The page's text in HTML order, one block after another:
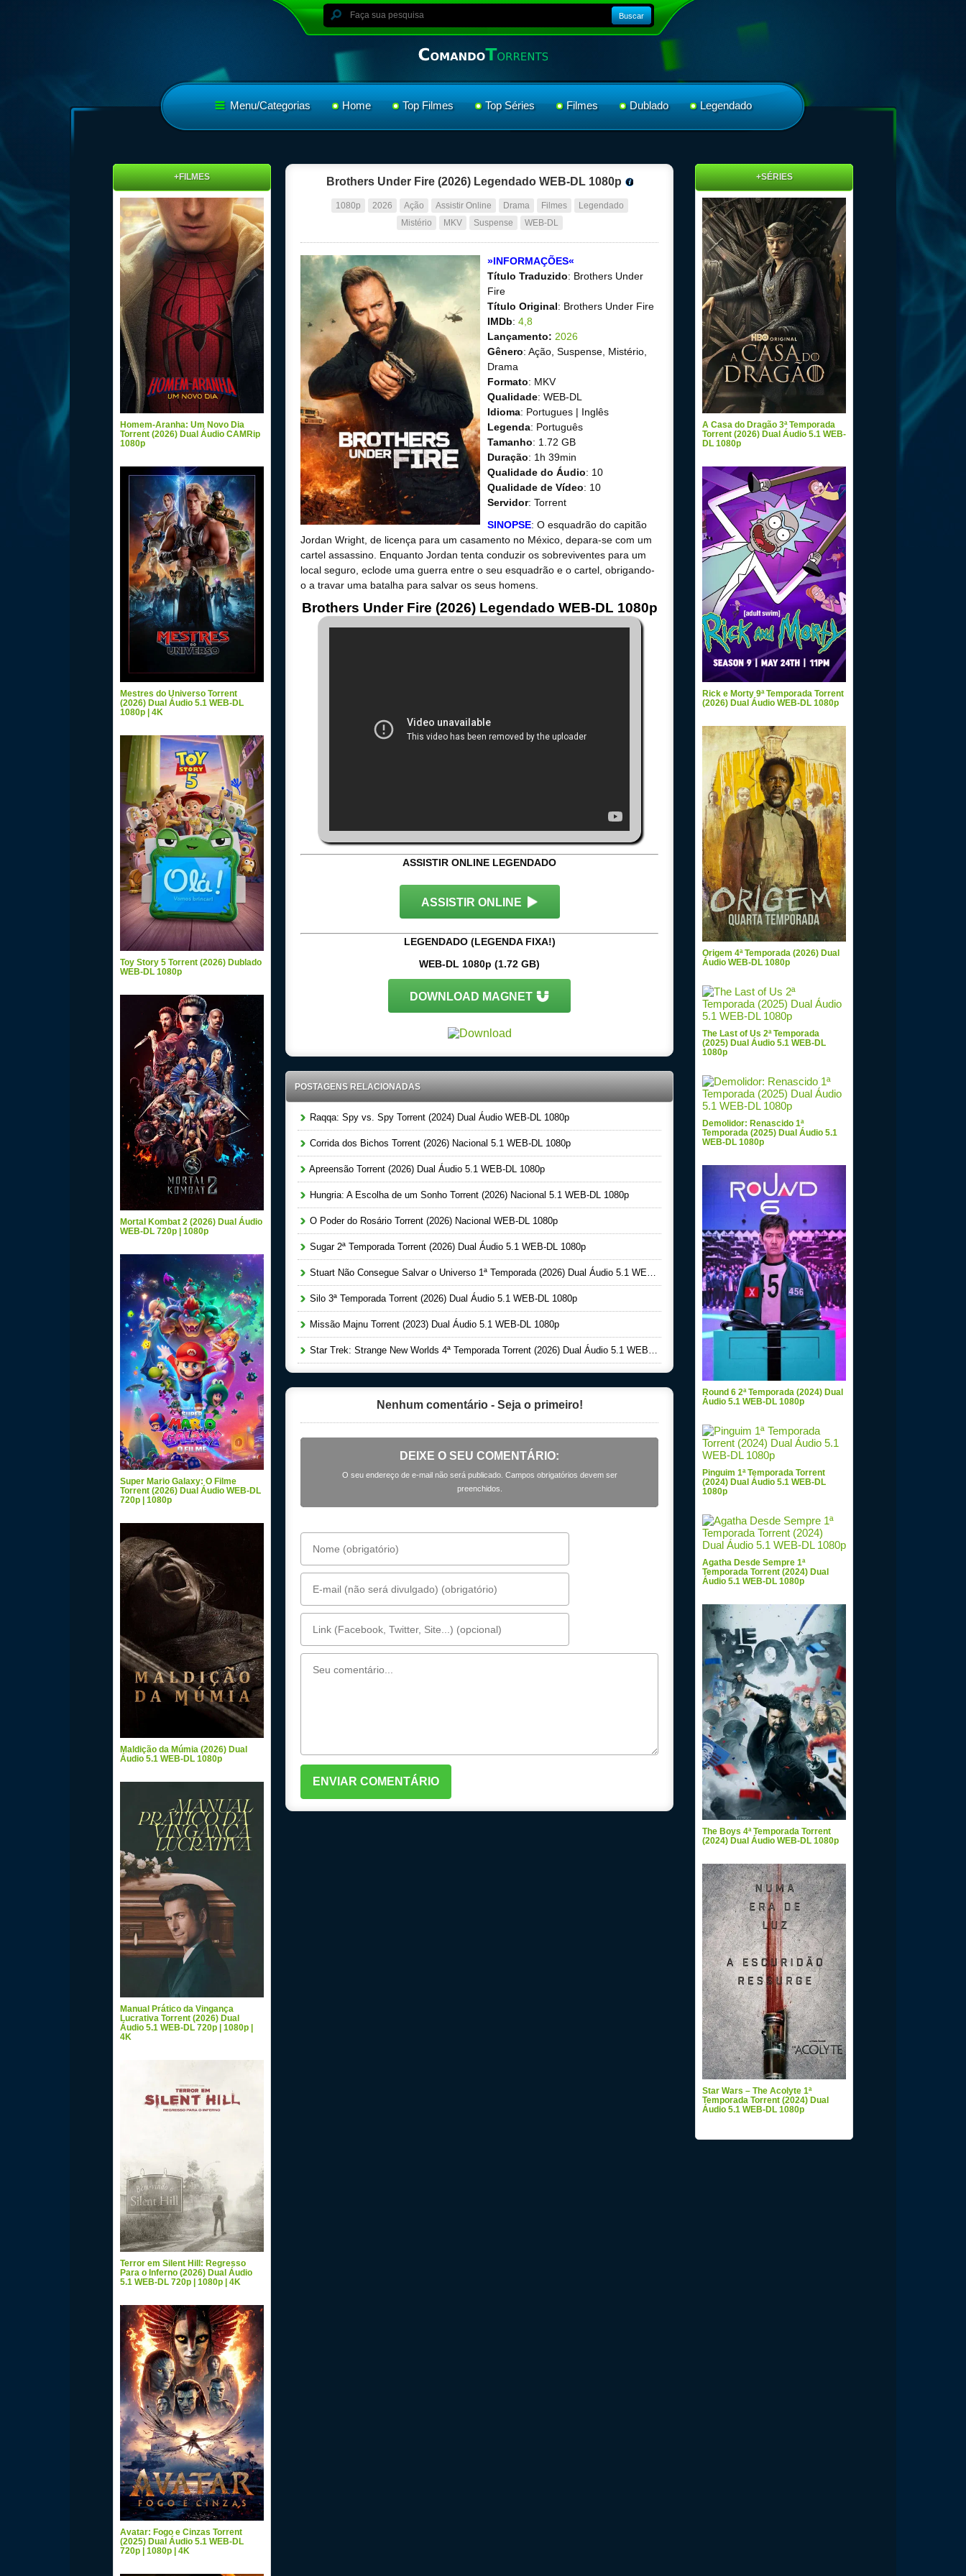
Buscar
Menu/Categorias Home Top Filmes Top Séries Filmes Dublado Legendado
Brothers Under Fire (2026) Legendado WEB-DL 1080p
1080p 2026 Ação Assistir Online Drama Filmes
Legendado
Mistério
MKV Suspense WEB-DL
»INFORMAÇÕES«
Título Traduzido: Brothers Under
Fire
Título Original: Brothers Under Fire
IMDb: 4,8
Lançamento: 2026
Gênero: Ação, Suspense, Mistério,
Drama
Formato: MKV
Qualidade: WEB-DL
Idioma: Portugues | Inglês
Legenda: Português
Tamanho: 1.72 GB
Duração: 1h 39min
Qualidade do Áudio: 10
Qualidade de Vídeo: 10
Servidor: Torrent
SINOPSE: O esquadrão do capitão
Jordan Wright, de licença para um casamento no México, depara-se com um
cartel assassino. Enquanto Jordan tenta conduzir os sobreviventes para um
local seguro, eclode uma guerra entre o seu esquadrão e o cartel, obrigando-
o a travar uma batalha para salvar os seus homens.
Brothers Under Fire (2026) Legendado WEB-DL 1080p
ASSISTIR ONLINE LEGENDADO
ASSISTIR ONLINE
LEGENDADO (LEGENDA FIXA!)
WEB-DL 1080p (1.72 GB)
DOWNLOAD MAGNET
POSTAGENS RELACIONADAS
Raqqa: Spy vs. Spy Torrent (2024) Dual Áudio WEB-DL 1080p
Corrida dos Bichos Torrent (2026) Nacional 5.1 WEB-DL 1080p
Apreensão Torrent (2026) Dual Áudio 5.1 WEB-DL 1080p
Hungria: A Escolha de um Sonho Torrent (2026) Nacional 5.1 WEB-DL 1080p
O Poder do Rosário Torrent (2026) Nacional WEB-DL 1080p
Sugar 2ª Temporada Torrent (2026) Dual Áudio 5.1 WEB-DL 1080p
Stuart Não Consegue Salvar o Universo 1ª Temporada (2026) Dual Áudio 5.1 WEB-DL 1080p
Silo 3ª Temporada Torrent (2026) Dual Áudio 5.1 WEB-DL 1080p
Missão Majnu Torrent (2023) Dual Áudio 5.1 WEB-DL 1080p
Star Trek: Strange New Worlds 4ª Temporada Torrent (2026) Dual Áudio 5.1 WEB-DL 1080p
Nenhum comentário - Seja o primeiro!
DEIXE O SEU COMENTÁRIO:
O seu endereço de e-mail não será publicado. Campos obrigatórios devem ser
preenchidos.
+FILMES
Homem-Aranha: Um Novo Dia
Torrent (2026) Dual Áudio CAMRip
1080p
Mestres do Universo Torrent
(2026) Dual Áudio 5.1 WEB-DL
1080p | 4K
Toy Story 5 Torrent (2026) Dublado
WEB-DL 1080p
Mortal Kombat 2 (2026) Dual Áudio
WEB-DL 720p | 1080p
Super Mario Galaxy: O Filme
Torrent (2026) Dual Áudio WEB-DL
720p | 1080p
Maldição da Múmia (2026) Dual
Áudio 5.1 WEB-DL 1080p
Manual Prático da Vingança
Lucrativa Torrent (2026) Dual
Áudio 5.1 WEB-DL 720p | 1080p |
4K
Terror em Silent Hill: Regresso
Para o Inferno (2026) Dual Áudio
5.1 WEB-DL 720p | 1080p | 4K
Avatar: Fogo e Cinzas Torrent
(2025) Dual Áudio 5.1 WEB-DL
720p | 1080p | 4K
+SÉRIES
A Casa do Dragão 3ª Temporada
Torrent (2026) Dual Áudio 5.1 WEB-
DL 1080p
Rick e Morty 9ª Temporada Torrent
(2026) Dual Áudio WEB-DL 1080p
Origem 4ª Temporada (2026) Dual
Áudio WEB-DL 1080p
The Last of Us 2ª Temporada
(2025) Dual Áudio 5.1 WEB-DL
1080p
Demolidor: Renascido 1ª
Temporada (2025) Dual Áudio 5.1
WEB-DL 1080p
Round 6 2ª Temporada (2024) Dual
Áudio 5.1 WEB-DL 1080p
Pinguim 1ª Temporada Torrent
(2024) Dual Áudio 5.1 WEB-DL
1080p
Agatha Desde Sempre 1ª
Temporada Torrent (2024) Dual
Áudio 5.1 WEB-DL 1080p
The Boys 4ª Temporada Torrent
(2024) Dual Áudio WEB-DL 1080p
Star Wars – The Acolyte 1ª
Temporada Torrent (2024) Dual
Áudio 5.1 WEB-DL 1080p